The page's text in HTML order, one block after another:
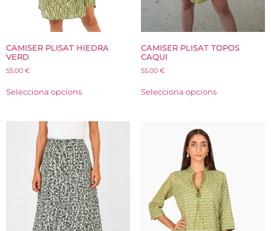
CAMISER PLISAT HIEDRA
VERD
55.00 €
Selecciona opcions
CAMISER PLISAT TOPOS
CAQUI
55.00 €
Selecciona opcions